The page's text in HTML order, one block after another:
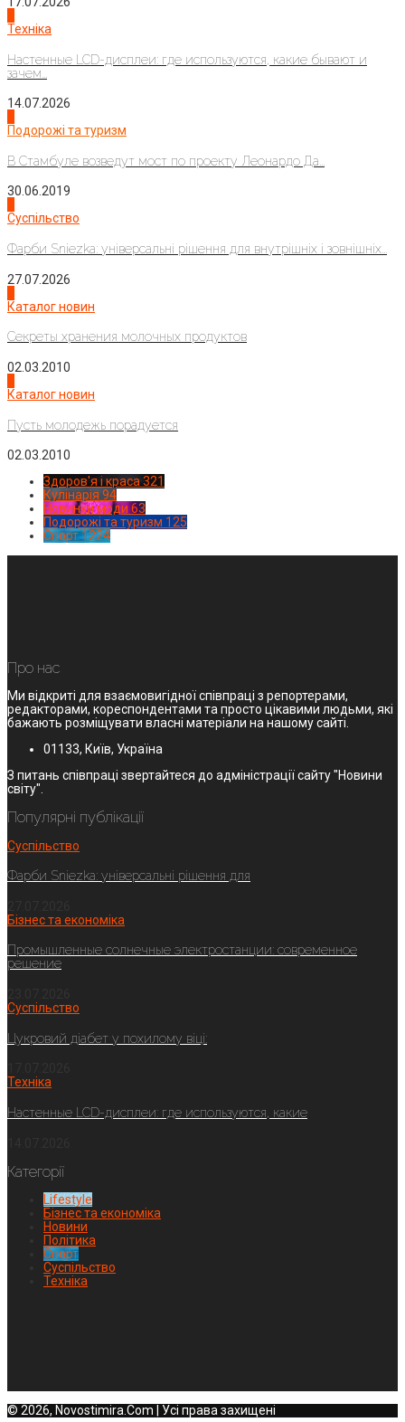
Техніка
Настенные LCD-дисплеи: где используются, какие бывают и
зачем...
14.07.2026
Подорожі та туризм
В Стамбуле возведут мост по проекту Леонардо Да...
30.06.2019
Суспільство
Фарби Sniezka: універсальні рішення для внутрішніх і зовнішніх...
27.07.2026
Каталог новин
Секреты хранения молочных продуктов
02.03.2010
Каталог новин
Пусть молодежь порадуется
02.03.2010
Здоров'я і краса 321
Кулінарія 94
Новинки моди 63
Подорожі та туризм 125
Спорт1224
Про нас
Ми відкриті для взаємовигідної співпраці з репортерами,
редакторами, кореспондентами та просто цікавими людьми, які
бажають розміщувати власні матеріали на нашому сайті.
01133, Київ, Україна
З питань співпраці звертайтеся до адміністрації сайту "Новини
світу".
Популярні публікації
Суспільство
Фарби Sniezka: універсальні рішення для
Бізнес та економіка
Промышленные солнечные электростанции: современное
решение
Суспільство
Цукровий діабет у похилому віці:
Техніка
Настенные LCD-дисплеи: где используются, какие
Категорії
Lifestyle
Бізнес та економіка
Новини
Політика
Спорт
Суспільство
Техніка
© 2026, Novostimira.Com | Усі права захищені